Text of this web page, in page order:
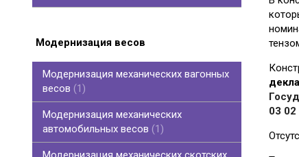
Модернизация весов
Модернизация механических вагонных
весов
1
Модернизация механических
автомобильных весов
1
03